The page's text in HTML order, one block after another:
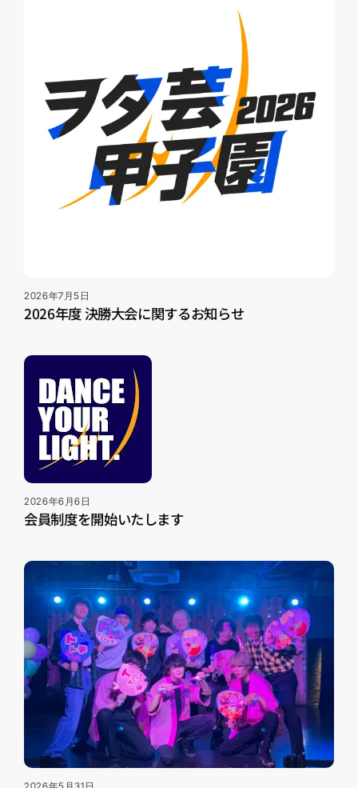
2026年7月5日
2026年度 決勝大会に関するお知らせ
2026年6月6日
会員制度を開始いたします